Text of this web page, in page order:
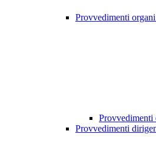
Provvedimenti
Provvedimenti